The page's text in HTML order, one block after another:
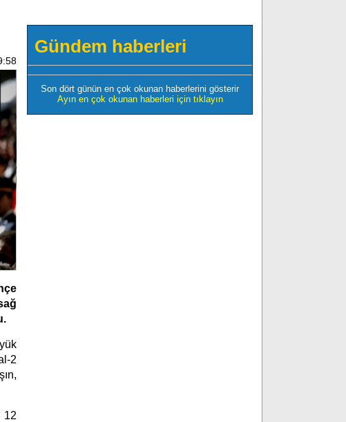
2
12
Gündem haberleri
Son dört günün en çok okunan haberlerini gösterir
Ayın en çok okunan haberleri için tıklayın